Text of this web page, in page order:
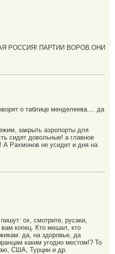
РОССИЯ! ПАРТИИ ВОРОВ.ОНИ
о таблице менделеева.... да
закрыть аэропорты для
сидят довольные! а главное
А Рахмонов не усидит и дня на
ох, смотрите, русаки,
копец. Кто мешал, кто
да, на здоровье, да
каким угодно местом!? То
США, Турции и др.